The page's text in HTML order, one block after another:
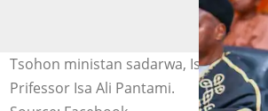
Tsohon ministan sadarwa, Isa Ali
Prifessor Isa Ali Pantami.